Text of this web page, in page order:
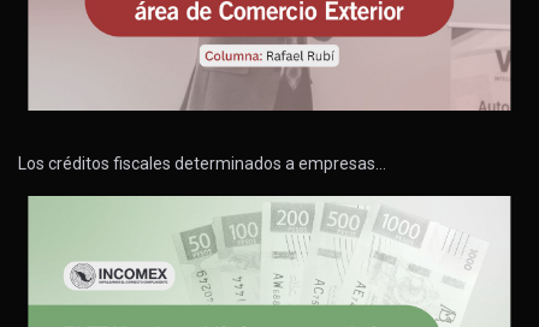
Los créditos fiscales determinados a empresas…